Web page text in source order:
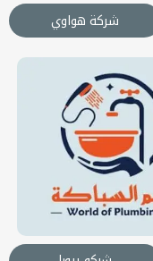
شركة هواوي